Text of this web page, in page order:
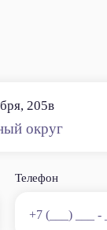
205в
округ
Телефон
наличии для